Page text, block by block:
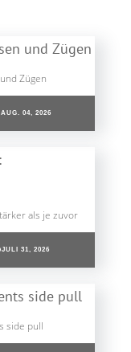
Zügen
AUG. 04, 2026
als je zuvor
JULI 31, 2026
side pull